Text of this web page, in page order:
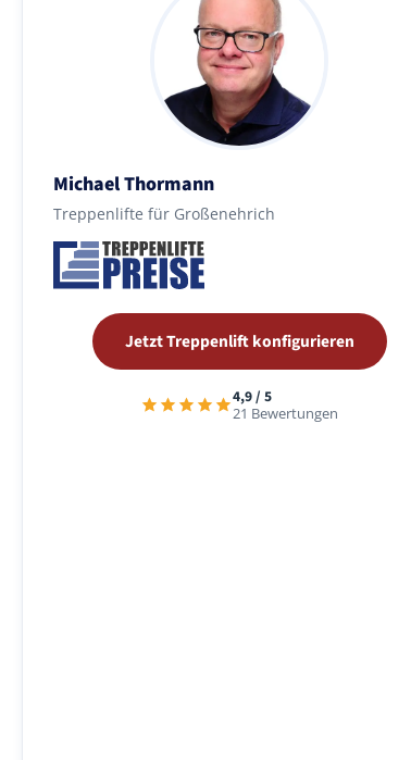
Michael Thormann
Treppenlifte für Großenehrich
Jetzt Treppenlift konfigurieren
4,9 / 5
21 Bewertungen